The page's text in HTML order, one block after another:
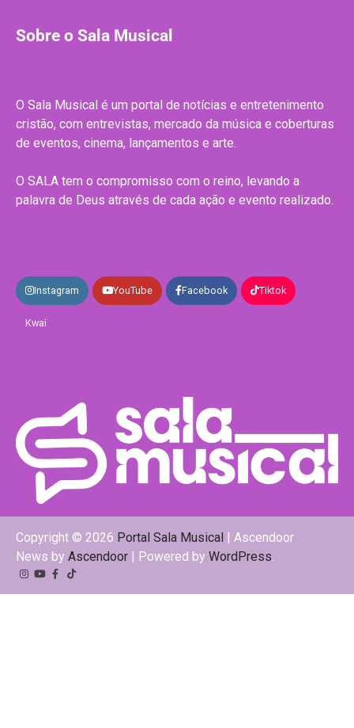
Sobre o Sala Musical
O Sala Musical é um portal de notícias e entretenimento
cristão, com entrevistas, mercado da música e coberturas
de eventos, cinema, lançamentos e arte.
O SALA tem o compromisso com o reino, levando a
palavra de Deus através de cada ação e evento realizado.
Instagram YouTube Facebook Tiktok
Kwai
Copyright © 2026 Portal Sala Musical
| Ascendoor
News by Ascendoor | Powered by WordPress.
Instagram
YouTube
Facebook
Tiktok